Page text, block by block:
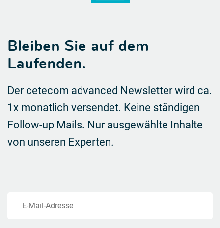
Bleiben Sie auf dem
Laufenden.
Der cetecom advanced Newsletter wird ca.
1x monatlich versendet. Keine ständigen
Follow-up Mails. Nur ausgewählte Inhalte
von unseren Experten.
E-Mail-Adresse